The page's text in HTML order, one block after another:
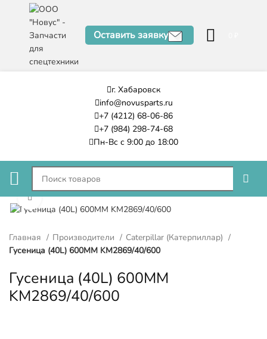
Оставить заявку
г. Хабаровск
info@novusparts.ru
+7 (4212) 68-06-86
+7 (984) 298-74-68
Пн-Вс с 9:00 до 18:00
Нажмите, чтобы увеличить
Главная Производители
Caterpillar (Катерпиллар)
Гусеница (40L) 600MM KM2869/40/600
Гусеница (40L) 600MM
KM2869/40/600